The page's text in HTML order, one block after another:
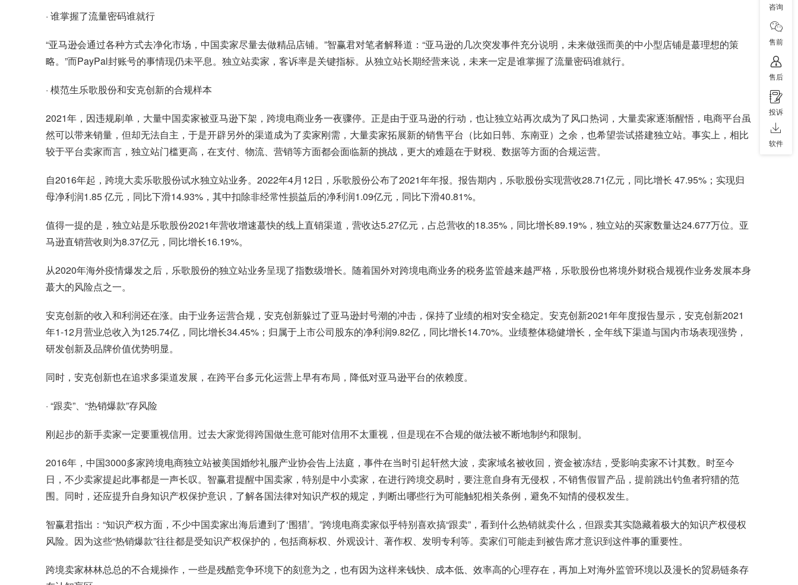
· 谁掌握了流量密码谁就行
“亚马逊会通过各种方式去净化市场，中国卖家尽量去做精品店铺。”智赢君对笔者解释道：“亚马逊的几次突发事件充分说明，未来做强而美的中小型店铺是蕞理想的策
略。”而PayPal封账号的事情现仍未平息。独立站卖家，客诉率是关键指标。从独立站长期经营来说，未来一定是谁掌握了流量密码谁就行。
· 模范生乐歌股份和安克创新的合规样本
2021年，因违规刷单，大量中国卖家被亚马逊下架，跨境电商业务一夜骤停。正是由于亚马逊的行动，也让独立站再次成为了风口热词，大量卖家逐渐醒悟，电商平台虽
然可以带来销量，但却无法自主，于是开辟另外的渠道成为了卖家刚需，大量卖家拓展新的销售平台（比如日韩、东南亚）之余，也希望尝试搭建独立站。事实上，相比
较于平台卖家而言，独立站门槛更高，在支付、物流、营销等方面都会面临新的挑战，更大的难题在于财税、数据等方面的合规运营。
自2016年起，跨境大卖乐歌股份试水独立站业务。2022年4月12日，乐歌股份公布了2021年年报。报告期内，乐歌股份实现营收28.71亿元，同比增长 47.95%；实现归
母净利润1.85 亿元，同比下滑14.93%，其中扣除非经常性损益后的净利润1.09亿元，同比下滑40.81%。
值得一提的是，独立站是乐歌股份2021年营收增速蕞快的线上直销渠道，营收达5.27亿元，占总营收的18.35%，同比增长89.19%，独立站的买家数量达24.677万位。亚
马逊直销营收则为8.37亿元，同比增长16.19%。
从2020年海外疫情爆发之后，乐歌股份的独立站业务呈现了指数级增长。随着国外对跨境电商业务的税务监管越来越严格，乐歌股份也将境外财税合规视作业务发展本身
蕞大的风险点之一。
安克创新的收入和利润还在涨。由于业务运营合规，安克创新躲过了亚马逊封号潮的冲击，保持了业绩的相对安全稳定。安克创新2021年年度报告显示，安克创新2021
年1-12月营业总收入为125.74亿，同比增长34.45%；归属于上市公司股东的净利润9.82亿，同比增长14.70%。业绩整体稳健增长，全年线下渠道与国内市场表现强势，
研发创新及品牌价值优势明显。
同时，安克创新也在追求多渠道发展，在跨平台多元化运营上早有布局，降低对亚马逊平台的依赖度。
· “跟卖”、“热销爆款”存风险
刚起步的新手卖家一定要重视信用。过去大家觉得跨国做生意可能对信用不太重视，但是现在不合规的做法被不断地制约和限制。
2016年，中国3000多家跨境电商独立站被美国婚纱礼服产业协会告上法庭，事件在当时引起轩然大波，卖家域名被收回，资金被冻结，受影响卖家不计其数。时至今
日，不少卖家提起此事都是一声长叹。智赢君提醒中国卖家，特别是中小卖家，在进行跨境交易时，要注意自身有无侵权，不销售假冒产品，提前跳出钓鱼者狩猎的范
围。同时，还应提升自身知识产权保护意识，了解各国法律对知识产权的规定，判断出哪些行为可能触犯相关条例，避免不知情的侵权发生。
智赢君指出：“知识产权方面，不少中国卖家出海后遭到了‘围猎’。”跨境电商卖家似乎特别喜欢搞“跟卖”，看到什么热销就卖什么，但跟卖其实隐藏着极大的知识产权侵权
风险。因为这些“热销爆款”往往都是受知识产权保护的，包括商标权、外观设计、著作权、发明专利等。卖家们可能走到被告席才意识到这件事的重要性。
跨境卖家林林总总的不合规操作，一些是残酷竞争环境下的刻意为之，也有因为这样来钱快、成本低、效率高的心理存在，再加上对海外监管环境以及漫长的贸易链条存
咨询
售前
售后
投诉
软件